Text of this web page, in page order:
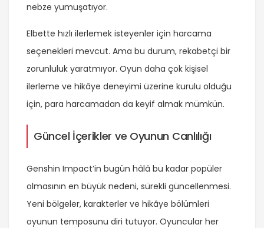
nebze yumuşatıyor.
Elbette hızlı ilerlemek isteyenler için harcama
seçenekleri mevcut. Ama bu durum, rekabetçi bir
zorunluluk yaratmıyor. Oyun daha çok kişisel
ilerleme ve hikâye deneyimi üzerine kurulu olduğu
için, para harcamadan da keyif almak mümkün.
Güncel İçerikler ve Oyunun Canlılığı
Genshin Impact’in bugün hâlâ bu kadar popüler
olmasının en büyük nedeni, sürekli güncellenmesi.
Yeni bölgeler, karakterler ve hikâye bölümleri
oyunun temposunu diri tutuyor. Oyuncular her